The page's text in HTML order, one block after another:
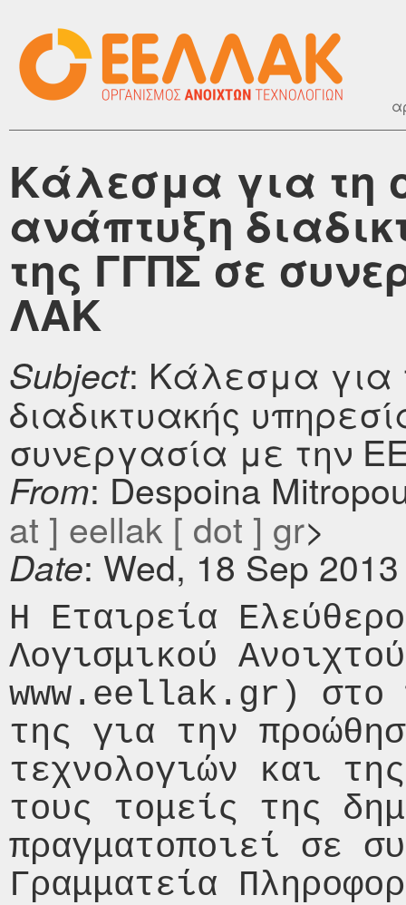
Κάλεσμα για τη
ανάπτυξη
της ΓΓΠΣ σε
ΛΑΚ
Subject: Κάλεσμα για
διαδικτυακής
συνεργασία με την
From: Despoina
at ] eellak [ dot ] gr>
Date: Wed, 18 Sep
Η Εταιρεία
Λογισμικού
www.eellak.gr) στο
της για την
τεχνολογιών και
τους τομείς της
πραγματοποιεί σε
Γραμματεία